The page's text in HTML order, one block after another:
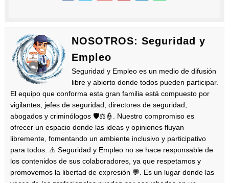
NOSOTROS: Seguridad y
Empleo
Seguridad y Empleo es un medio de difusión
libre y abierto donde todos pueden participar.
El equipo que conforma esta gran familia está compuesto por
vigilantes, jefes de seguridad, directores de seguridad,
abogados y criminólogos 🛡️⚖️👮. Nuestro compromiso es
ofrecer un espacio donde las ideas y opiniones fluyan
libremente, fomentando un ambiente inclusivo y participativo
para todos. ⚠️ Seguridad y Empleo no se hace responsable de
los contenidos de sus colaboradores, ya que respetamos y
promovemos la libertad de expresión 💬. Es un lugar donde las